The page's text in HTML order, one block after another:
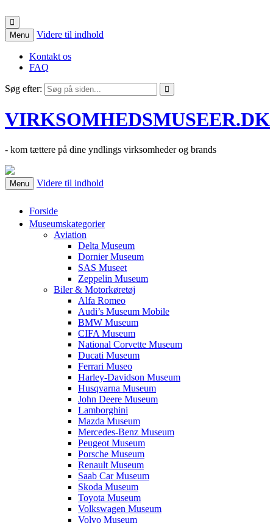
Menu Videre til indhold
Kontakt os
FAQ
Søg efter:
VIRKSOMHEDSMUSEER.DK
- kom tættere på dine yndlings virksomheder og brands
Menu Videre til indhold
Forside
Museumskategorier
Aviation
Delta Museum
Dornier Museum
SAS Museet
Zeppelin Museum
Biler & Motorkøretøj
Alfa Romeo
Audi’s Museum Mobile
BMW Museum
CIFA Museum
National Corvette Museum
Ducati Museum
Ferrari Museo
Harley-Davidson Museum
Husqvarna Museum
John Deere Museum
Lamborghini
Mazda Museum
Mercedes-Benz Museum
Peugeot Museum
Porsche Museum
Renault Museum
Saab Car Museum
Skoda Museum
Toyota Museum
Volkswagen Museum
Volvo Museum